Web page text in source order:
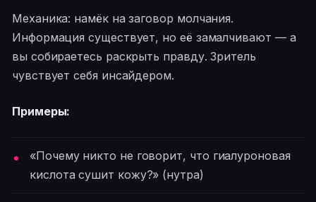
Механика: намёк на заговор молчания.
Информация существует, но её замалчивают — а
вы собираетесь раскрыть правду. Зритель
чувствует себя инсайдером.
Примеры:
«Почему никто не говорит, что гиалуроновая
кислота сушит кожу?» (нутра)